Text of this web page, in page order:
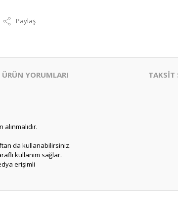
Paylaş
ÜRÜN YORUMLARI TAKSİT
da kullanabilirsiniz.
kullanım sağlar.
erişimli